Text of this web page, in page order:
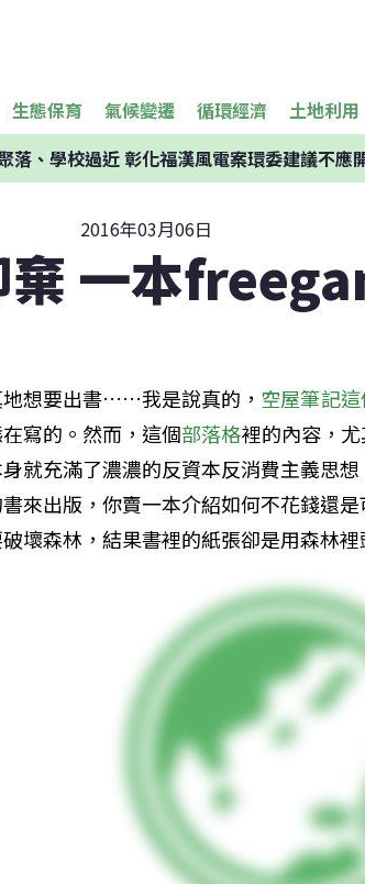
生態保育 氣候變遷 循環經濟 土地利用
落、學校過近 彰化福漢風電案環委建議不應
2016年03月06日
一本
想要出書……我是說真的， 空屋筆記
寫的。然而，這個部落格裡的內容，
就充滿了濃濃的反資本反消費主義思
來出版，你賣一本介紹如何不花錢還
壞森林，結果書裡的紙張卻是用森林裡